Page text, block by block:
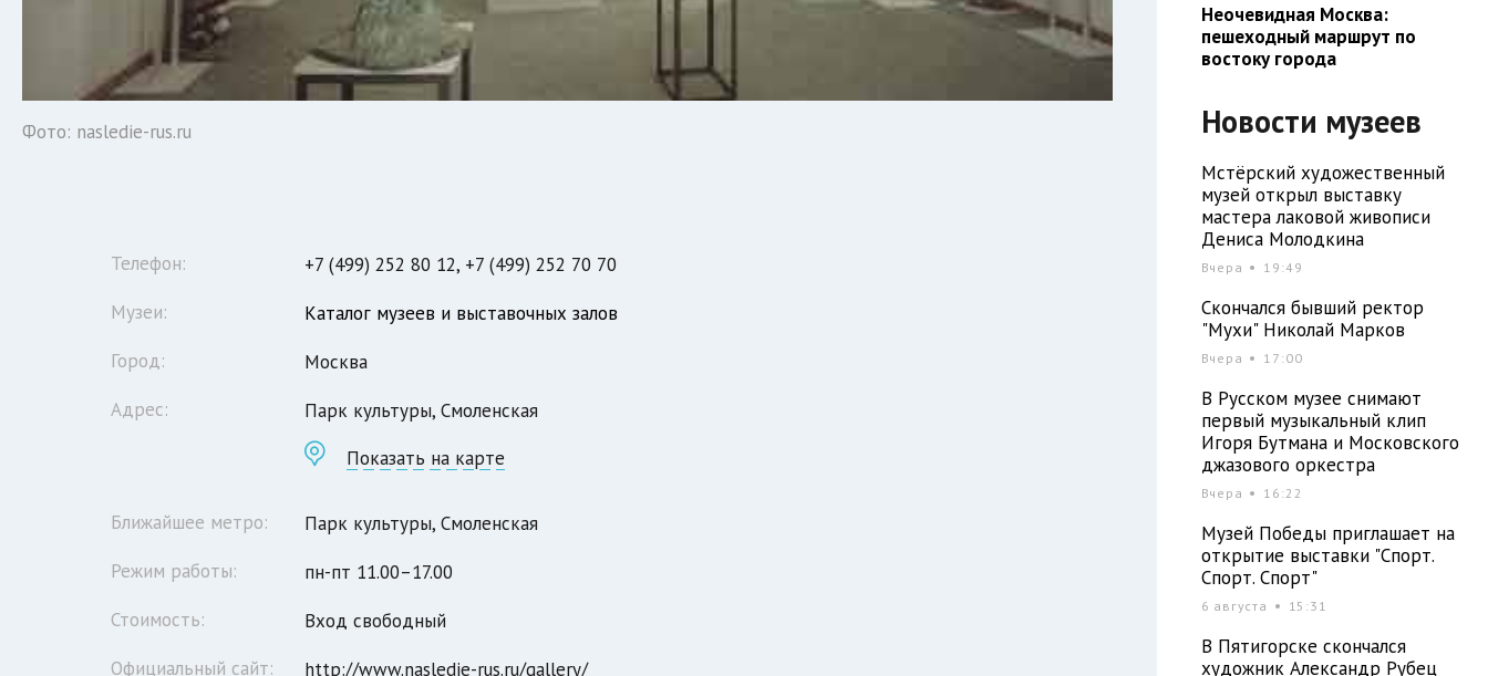
Фото: nasledie-rus.ru
Телефон:
+7 (499) 252 80 12, +7 (499) 252 70 70
Музеи:
Каталог музеев и выставочных залов
Город:
Москва
Адрес:
Парк культуры, Смоленская
Показать на карте
Ближайшее метро:
Парк культуры, Смоленская
Режим работы:
пн-пт 11.00–17.00
Стоимость:
Вход свободный
Официальный сайт:
http://www.nasledie-rus.ru/gallery/
Неочевидная Москва:
пешеходный маршрут по
востоку города
Новости музеев
Мстёрский художественный
музей открыл выставку
мастера лаковой живописи
Дениса Молодкина
Вчера 19:49
Скончался бывший ректор
"Мухи" Николай Марков
Вчера 17:00
В Русском музее снимают
первый музыкальный клип
Игоря Бутмана и Московского
джазового оркестра
Вчера 16:22
Музей Победы приглашает на
открытие выставки "Спорт.
Спорт. Спорт"
6 августа 15:31
В Пятигорске скончался
художник Александр Рубец